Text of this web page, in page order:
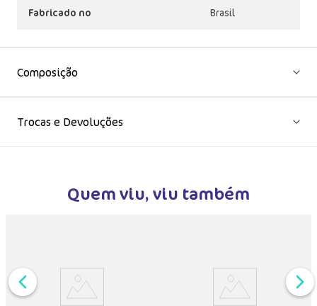
Fabricado no Brasil
Composição
Trocas e Devoluções
Quem viu, viu também